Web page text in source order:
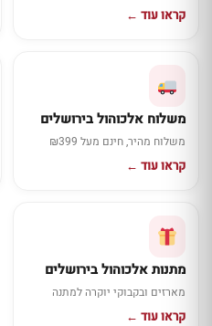
קראו עוד ←
משלוח אלכוהול בירושלים
משלוח מהיר, חינם מעל ₪399
קראו עוד ←
מתנות אלכוהול בירושלים
מארזים ובקבוקי יוקרה למתנה
קראו עוד ←